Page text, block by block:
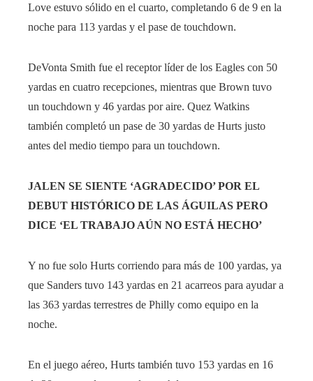
Love estuvo sólido en el cuarto, completando 6 de 9 en la
noche para 113 yardas y el pase de touchdown.
DeVonta Smith fue el receptor líder de los Eagles con 50
yardas en cuatro recepciones, mientras que Brown tuvo
un touchdown y 46 yardas por aire. Quez Watkins
también completó un pase de 30 yardas de Hurts justo
antes del medio tiempo para un touchdown.
JALEN SE SIENTE ‘AGRADECIDO’ POR EL
DEBUT HISTÓRICO DE LAS ÁGUILAS PERO
DICE ‘EL TRABAJO AÚN NO ESTÁ HECHO’
Y no fue solo Hurts corriendo para más de 100 yardas, ya
que Sanders tuvo 143 yardas en 21 acarreos para ayudar a
las 363 yardas terrestres de Philly como equipo en la
noche.
En el juego aéreo, Hurts también tuvo 153 yardas en 16